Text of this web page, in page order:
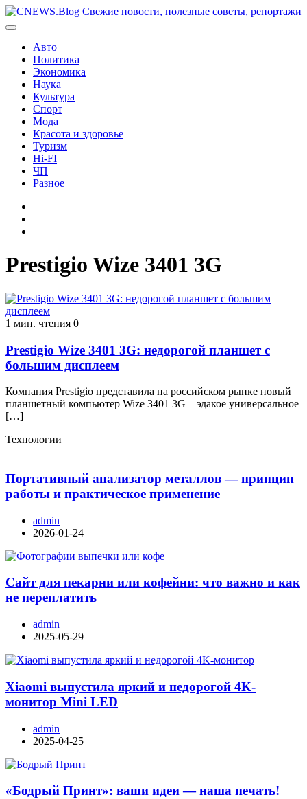
Перейти
к
Авто
Политика
Экономика
Наука
Культура
Спорт
Мода
Красота и здоровье
Туризм
Hi-FI
ЧП
Разное
Prestigio Wize 3401 3G
1 мин. чтения 0
Prestigio Wize 3401 3G: недорогой планшет с
большим дисплеем
Компания Prestigio представила на российском рынке новый
планшетный компьютер Wize 3401 3G – эдакое универсальное
[…]
Технологии
Портативный анализатор металлов — принцип
работы и практическое применение
admin
2026-01-24
Сайт для пекарни или кофейни: что важно и как
не переплатить
admin
2025-05-29
Xiaomi выпустила яркий и недорогой 4K-
монитор Mini LED
admin
2025-04-25
«Бодрый Принт»: ваши идеи — наша печать!